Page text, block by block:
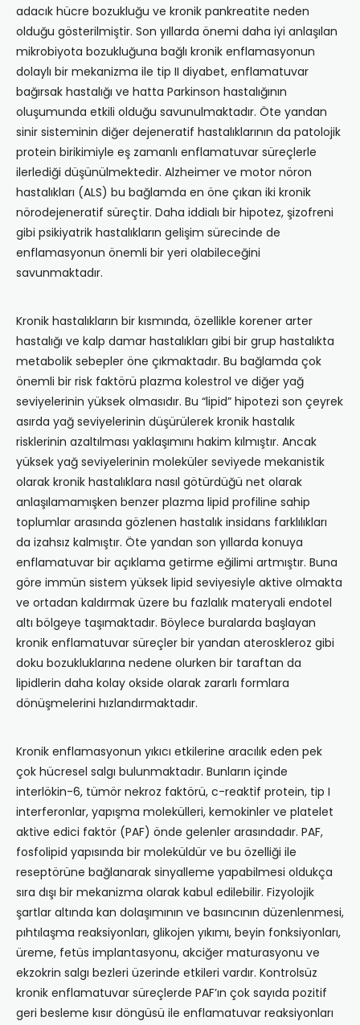
adacık hücre bozukluğu ve kronik pankreatite neden
olduğu gösterilmiştir. Son yıllarda önemi daha iyi anlaşılan
mikrobiyota bozukluğuna bağlı kronik enflamasyonun
dolaylı bir mekanizma ile tip II diyabet, enflamatuvar
bağırsak hastalığı ve hatta Parkinson hastalığının
oluşumunda etkili olduğu savunulmaktadır. Öte yandan
sinir sisteminin diğer dejeneratif hastalıklarının da patolojik
protein birikimiyle eş zamanlı enflamatuvar süreçlerle
ilerlediği düşünülmektedir. Alzheimer ve motor nöron
hastalıkları (ALS) bu bağlamda en öne çıkan iki kronik
nörodejeneratif süreçtir. Daha iddialı bir hipotez, şizofreni
gibi psikiyatrik hastalıkların gelişim sürecinde de
enflamasyonun önemli bir yeri olabileceğini
savunmaktadır.
Kronik hastalıkların bir kısmında, özellikle korener arter
hastalığı ve kalp damar hastalıkları gibi bir grup hastalıkta
metabolik sebepler öne çıkmaktadır. Bu bağlamda çok
önemli bir risk faktörü plazma kolestrol ve diğer yağ
seviyelerinin yüksek olmasıdır. Bu “lipid” hipotezi son çeyrek
asırda yağ seviyelerinin düşürülerek kronik hastalık
risklerinin azaltılması yaklaşımını hakim kılmıştır. Ancak
yüksek yağ seviyelerinin moleküler seviyede mekanistik
olarak kronik hastalıklara nasıl götürdüğü net olarak
anlaşılamamışken benzer plazma lipid profiline sahip
toplumlar arasında gözlenen hastalık insidans farklılıkları
da izahsız kalmıştır. Öte yandan son yıllarda konuya
enflamatuvar bir açıklama getirme eğilimi artmıştır. Buna
göre immün sistem yüksek lipid seviyesiyle aktive olmakta
ve ortadan kaldırmak üzere bu fazlalık materyali endotel
altı bölgeye taşımaktadır. Böylece buralarda başlayan
kronik enflamatuvar süreçler bir yandan ateroskleroz gibi
doku bozukluklarına nedene olurken bir taraftan da
lipidlerin daha kolay okside olarak zararlı formlara
dönüşmelerini hızlandırmaktadır.
Kronik enflamasyonun yıkıcı etkilerine aracılık eden pek
çok hücresel salgı bulunmaktadır. Bunların içinde
interlökin-6, tümör nekroz faktörü, c-reaktif protein, tip I
interferonlar, yapışma molekülleri, kemokinler ve platelet
aktive edici faktör (PAF) önde gelenler arasındadır. PAF,
fosfolipid yapısında bir moleküldür ve bu özelliği ile
reseptörüne bağlanarak sinyalleme yapabilmesi oldukça
sıra dışı bir mekanizma olarak kabul edilebilir. Fizyolojik
şartlar altında kan dolaşımının ve basıncının düzenlenmesi,
pıhtılaşma reaksiyonları, glikojen yıkımı, beyin fonksiyonları,
üreme, fetüs implantasyonu, akciğer maturasyonu ve
ekzokrin salgı bezleri üzerinde etkileri vardır. Kontrolsüz
kronik enflamatuvar süreçlerde PAF’ın çok sayıda pozitif
geri besleme kısır döngüsü ile enflamatuvar reaksiyonları